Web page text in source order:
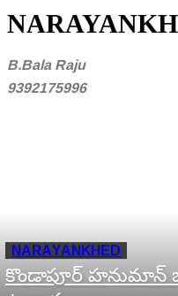
B.Bala Raju
9392175996
NARAYANKHED
కొండాపూర్ హనుమాన్